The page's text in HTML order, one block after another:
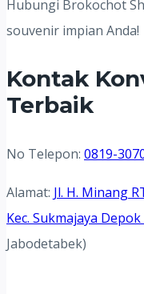
Hubungi Brokochot
souvenir impian Anda!
Kontak
Terbaik
No Telepon: 0819-
Alamat: Jl. H. Minang
Kec. Sukmajaya
Jabodetabek)